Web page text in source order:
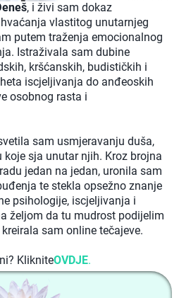
, i živi sam dokaz
vlastitog unutarnjeg
putem traženja emocionalnog
Istraživala sam dubine
kršćanskih, budističkih i
iscjeljivanja do anđeoskih
osobnog rasta i
sam usmjeravanju duša,
koje sja unutar njih. Kroz brojna
jedan na jedan, uronila sam
te stekla opsežno znanje
psihologije, iscjeljivanja i
željom da tu mudrost podijelim
sam online tečajeve.
KlikniteOVDJE.